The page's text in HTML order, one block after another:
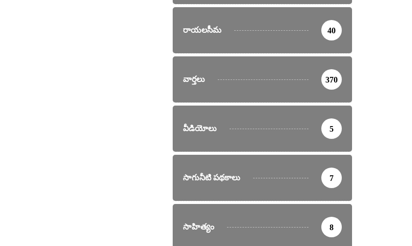
రాయలసీమ 40
వార్తలు 370
వీడియోలు 5
సాగునీటి పథకాలు 7
సాహిత్యం 8